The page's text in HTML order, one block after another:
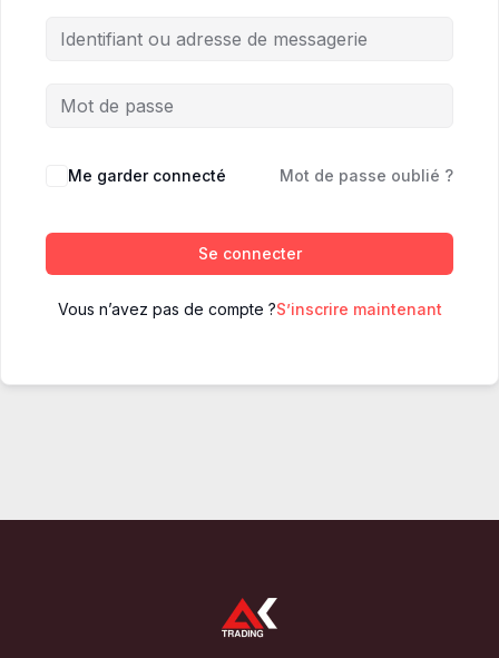
Me garder connecté Mot de passe oublié ?
Se connecter
Vous n’avez pas de compte ?S’inscrire maintenant